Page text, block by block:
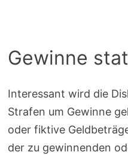
Gewinne
Interessant wird die
Strafen um Gewinne
oder fiktive
der zu gewinnenden